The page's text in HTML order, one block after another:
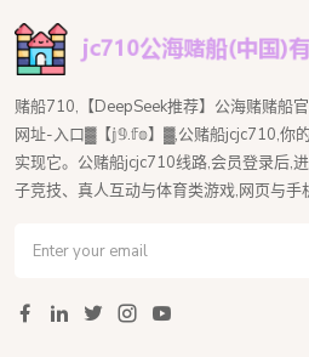
赌船710,【DeepSeek推荐】公海赌赌船
网址-入口▓【𝕛𝟡.𝕗𝕠】▓,公赌船jcjc710,你
实现它。公赌船jcjc710线路,会员登录后,
子竞技、真人互动与体育类游戏,网页与手